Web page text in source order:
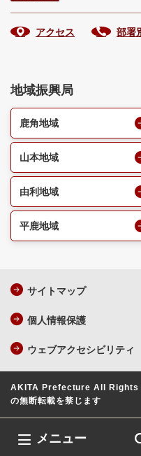
メニュー
アクセス 部署
地域振興局
鹿角地域
山本地域
由利地域
平鹿地域
サイトマップ
個人情報保護
ウェブアクセシビリティ
AKITA Prefecture All Rights
の無断転載を禁じます